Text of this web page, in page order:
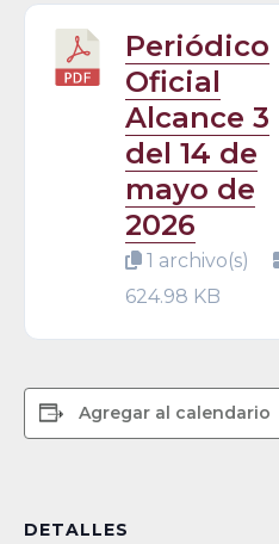
Periódico
Oficial
Alcance 3
del 14 de
mayo de
2026
1 archivo(s)
624.98 KB
Agregar al calendario
DETALLES